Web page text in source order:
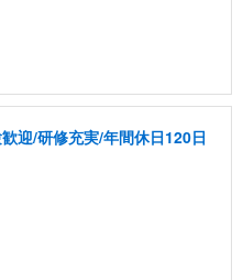
迎/研修充実/年間休日120日